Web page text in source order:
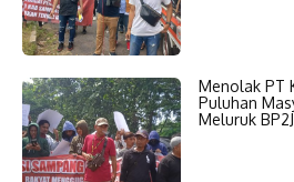
Menolak PT
Puluhan
Meluruk